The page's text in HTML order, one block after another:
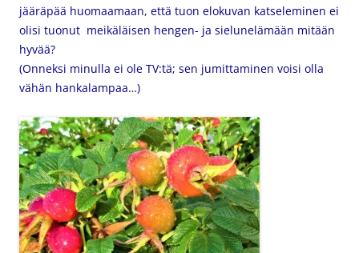
jääräpää huomaamaan, että tuon elokuvan katseleminen ei
olisi tuonut meikäläisen hengen- ja sielunelämään mitään
hyvää?
(Onneksi minulla ei ole TV:tä; sen jumittaminen voisi olla
vähän hankalampaa…)